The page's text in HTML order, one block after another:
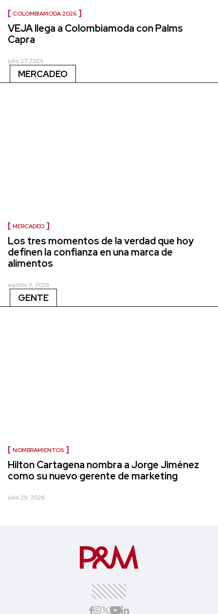
COLOMBIAMODA 2026
VEJA llega a Colombiamoda con Palms
Capra
julio 27, 2026
MERCADEO
MERCADEO
Los tres momentos de la verdad que hoy
definen la confianza en una marca de
alimentos
agosto 5, 2026
GENTE
NOMBRAMIENTOS
Hilton Cartagena nombra a Jorge Jiménez
como su nuevo gerente de marketing
julio 29, 2026